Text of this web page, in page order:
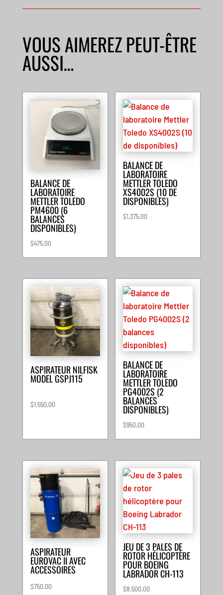
VOUS AIMEREZ PEUT-ÊTRE
AUSSI…
BALANCE DE
LABORATOIRE
METTLER TOLEDO
PM4600 (6
BALANCES
DISPONIBLES)
$475.00
BALANCE DE
LABORATOIRE
METTLER TOLEDO
XS4002S (10 DE
DISPONIBLES)
$1,375.00
ASPIRATEUR NILFISK
MODEL GSPJ115
$1,550.00
BALANCE DE
LABORATOIRE
METTLER TOLEDO
PG4002S (2
BALANCES
DISPONIBLES)
$950.00
ASPIRATEUR
EUROVAC II AVEC
ACCESSOIRES
$750.00
JEU DE 3 PALES DE
ROTOR HÉLICOPTÈRE
POUR BOEING
LABRADOR CH-113
$8,500.00